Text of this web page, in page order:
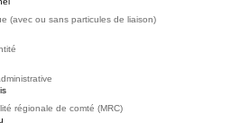
(avec ou sans particules de liaison)
régionale de comté (MRC)